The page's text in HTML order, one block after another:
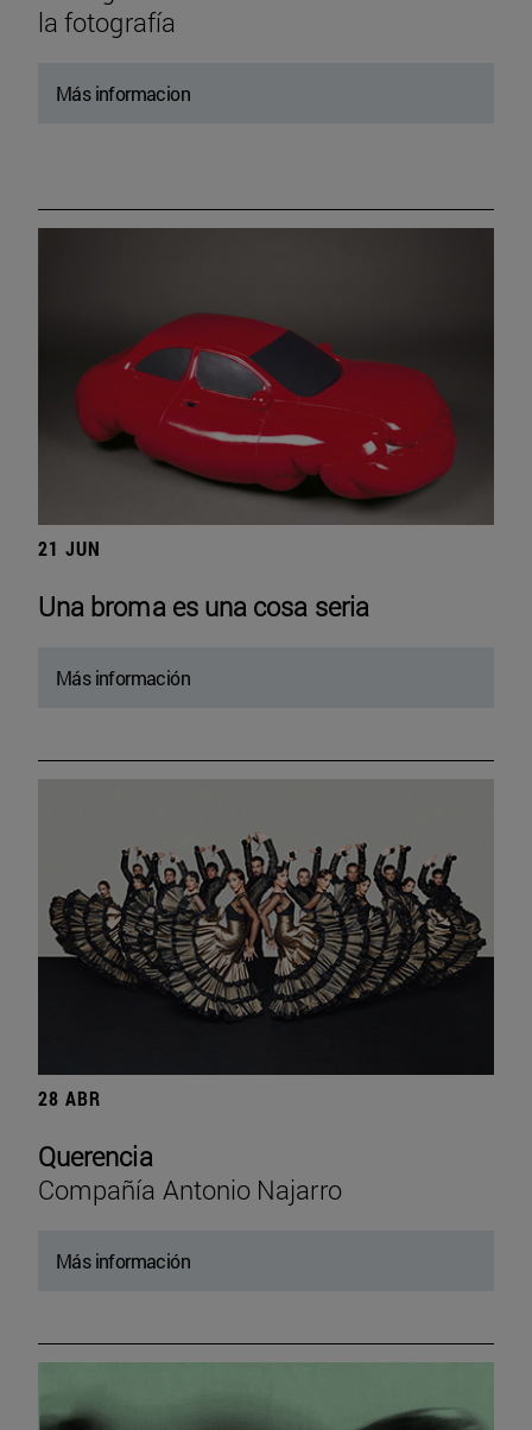
la fotografía
Más informacion
21 JUN
Una broma es una cosa seria
Más información
28 ABR
Querencia
Compañía Antonio Najarro
Más información